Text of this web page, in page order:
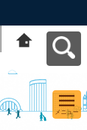
メニュー